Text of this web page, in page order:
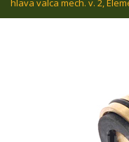
hlava valca mech. v. 2,